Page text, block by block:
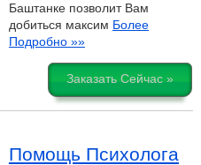
Баштанке позволит Вам
добиться максим Более
Подробно »»
Заказать Сейчас »
Помощь Психолога